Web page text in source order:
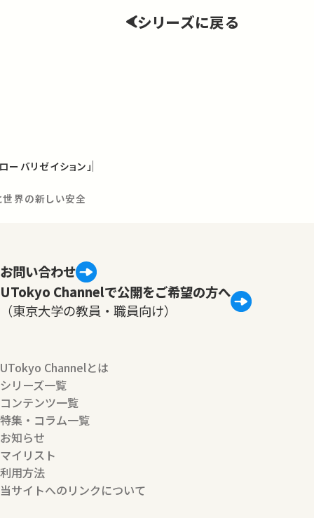
シリーズに戻る
バリゼイション」
世界の新しい安全
お問い合わせ
UTokyo Channelで公開をご希望の方へ
（東京大学の教員・職員向け）
UTokyo Channelとは
シリーズ一覧
コンテンツ一覧
特集・コラム一覧
お知らせ
マイリスト
利用方法
当サイトへのリンクについて